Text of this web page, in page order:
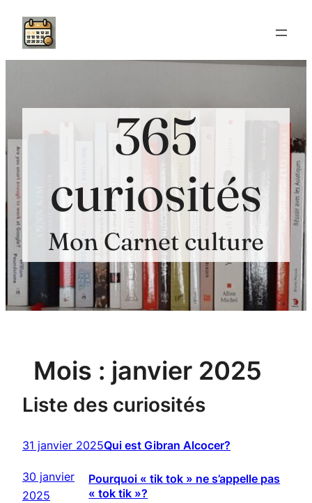
Aller
contenu
365
curiosités
Mon Carnet culture
Mois : janvier 2025
Liste des curiosités
31 janvier 2025Qui est Gibran Alcocer?
30 janvier
2025
Pourquoi « tik tok » ne s’appelle pas
« tok tik »?